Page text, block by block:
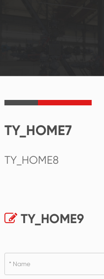
TY_HOME7
TY_HOME8
TY_HOME9